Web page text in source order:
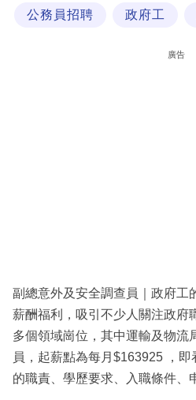
公務員招聘 政府工
廣告
副總意外及安全調查員｜政府工
薪酬福利，吸引不少人關注政府
多個領域崗位，其中運輸及物流
員，起薪點為每月$163925 ，
的職責、學歷要求、入職條件、